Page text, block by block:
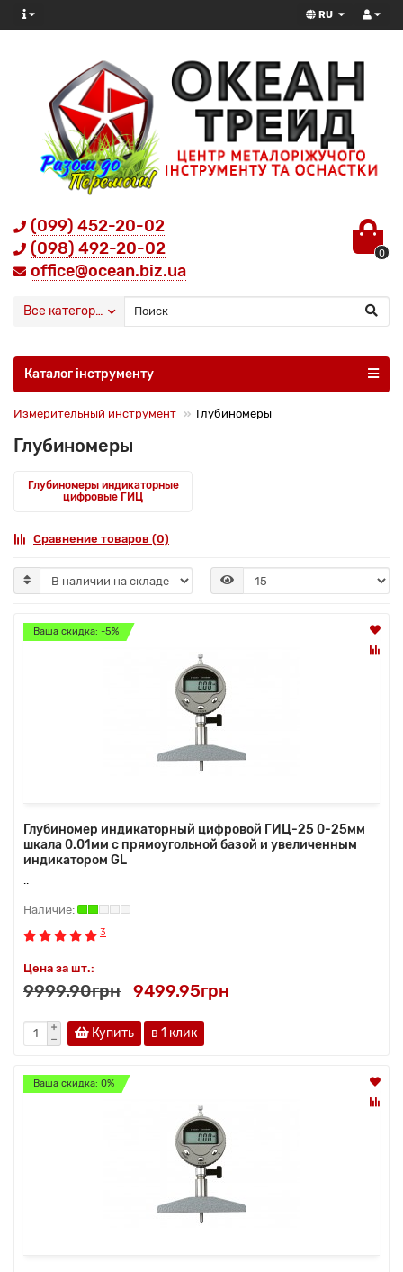
RU
(099) 452-20-02
(098) 492-20-02
office@ocean.biz.ua
0
Все категории
Каталог інструменту
Измерительный инструмент Глубиномеры
Глубиномеры
Глубиномеры индикаторные
цифровые ГИЦ
Сравнение товаров (0)
Ваша скидка: -5%
Глубиномер индикаторный цифровой ГИЦ-25 0-25мм
шкала 0.01мм с прямоугольной базой и увеличенным
индикатором GL
3
Цена за шт.:
9999.90грн 9499.95грн
Купить в 1 клик
Ваша скидка: 0%